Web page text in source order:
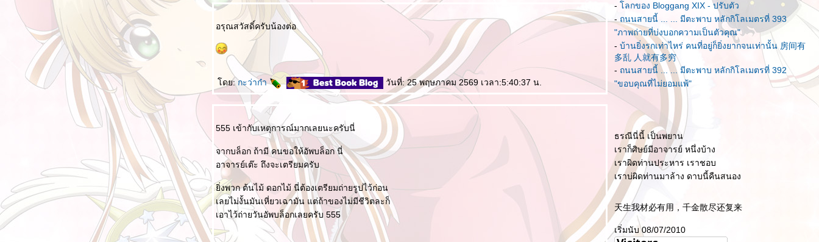
ควบคุม 控制
นี่คือนรก 这就是地狱
ตำราเรียนเด็กประถมจีน เล่มนี้น่าสนใจ
คุณต้องยืนหยัด 你要坚实
นกกระจอก 麻雀
เรียนรู้จากภาพภาพเดียว
好 ที่แปลว่า ดี และไม่ได้แปลว่าดี
ABC และชื่อสมมติ ในภาษาจีน
รู้สึกอยากร้องไห้มากที่สุด 最感到想流泪
ว่าด้วยเรื่องตัวเลขในจีน
ข้อคิดจากคดีของหูซินหยู
ความเหมือนกันของสื่อไทย - จีน
อรุณสวัสดิ์ครับน้องต่อ
ดย:กะว่าก๋า วันที่: 25 พฤษภาคม 2569 เวลา:5:40:37 น.
555 เข้ากับเหตุการณ์มากเลยนะครับนี่
จากบล็อก ถ้ามี คนขอให้อัพบล็อก นี่
อาจารย์เต๊ะ ถึงจะเตรียมครับ
ิ่งพวก ต้นไม้ ดอกไม้ นี่ต้องเตรียมถ่ายรูปไว้ก่อน
เลยไม่งั้นมันเหี่ยวเฉามัน แต่ถ้าของไม่มีชีวิตละก็
เอาไว้ถ่ายวันอัพบล็อกเลยครับ 555
- ลกของ Bloggang XIX - ปรับตัว
- ถนนสายนี้ ... ... มีตะพาบ หลักกิโลเมตรที่ 393
"ภาพถ่ายที่บ่งบอกความเป็นตัวคุณ"
- บ้านยิ่งรกเท่าไหร่ คนที่อยู่ก็ยิ่งยากจนเท่านั้น 房间有
多乱 人就有多穷
- ถนนสายนี้ ... ... มีตะพาบ หลักกิโลเมตรที่ 392
"ขอบคุณที่ไม่ยอมแพ้"
ธรณีนี่นี้ เป็นพยาน
เราก็ศิษย์มีอาจารย์ หนึ่งบ้าง
เราผิดท่านประหาร เราชอบ
เราบ่ผิดท่านมาล้าง ดาบนี้คืนสนอง
天生我材必有用，千金散尽还复来
เริ่มนับ 08/07/2010